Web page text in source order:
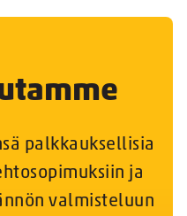
palkkauksellisia
ja
valmisteluun